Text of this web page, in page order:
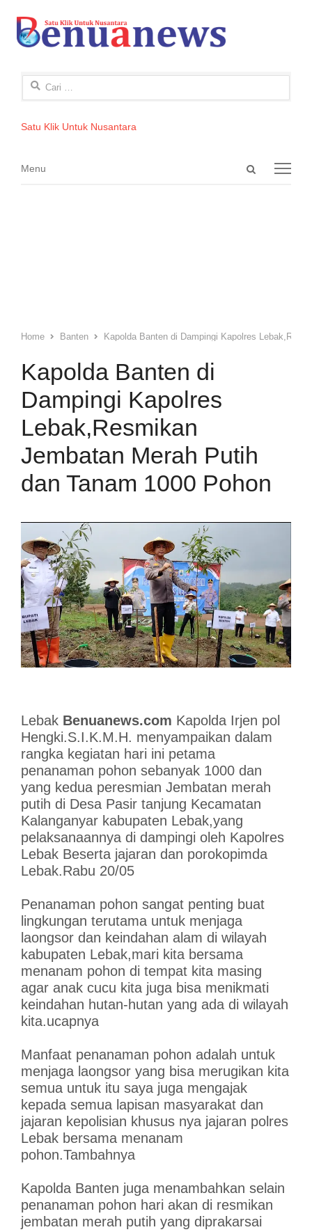
Cari
Satu Klik Untuk Nusantara
Open
Menu
Menu
Home Banten Kapolda Banten di Dampingi Kapolres
Kapolda Banten di
Dampingi Kapolres
Lebak,Resmikan
Jembatan Merah Putih
dan Tanam 1000 Pohon
Lebak Benuanews.com Kapolda Irjen pol
Hengki.S.I.K.M.H. menyampaikan dalam
rangka kegiatan hari ini petama
penanaman pohon sebanyak 1000 dan
yang kedua peresmian Jembatan merah
putih di Desa Pasir tanjung Kecamatan
Kalanganyar kabupaten Lebak,yang
pelaksanaannya di dampingi oleh Kapolres
Lebak Beserta jajaran dan porokopimda
Lebak.Rabu 20/05
Penanaman pohon sangat penting buat
lingkungan terutama untuk menjaga
laongsor dan keindahan alam di wilayah
kabupaten Lebak,mari kita bersama
menanam pohon di tempat kita masing
agar anak cucu kita juga bisa menikmati
keindahan hutan-hutan yang ada di wilayah
kita.ucapnya
Manfaat penanaman pohon adalah untuk
menjaga laongsor yang bisa merugikan kita
semua untuk itu saya juga mengajak
kepada semua lapisan masyarakat dan
jajaran kepolisian khusus nya jajaran polres
Lebak bersama menanam
pohon.Tambahnya
Kapolda Banten juga menambahkan selain
penanaman pohon hari akan di resmikan
jembatan merah putih yang diprakarsai